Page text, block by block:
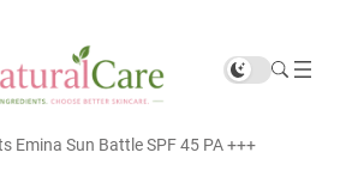
Emina Sun Battle SPF 45 PA +++